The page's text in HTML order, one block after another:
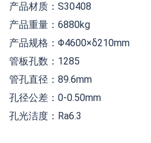
产品材质：S30408
产品重量：6880kg
产品规格：Φ4600×δ210mm
管板孔数：1285
管孔直径：89.6mm
孔径公差：0-0.50mm
孔光洁度：Ra6.3